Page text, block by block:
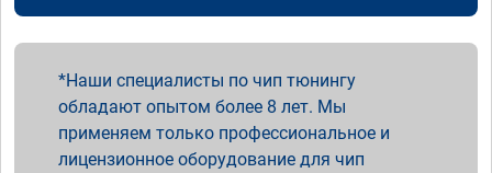
Наши специалисты по чип тюнингу
обладают опытом более 8 лет. Мы
применяем только профессиональное и
лицензионное оборудование для чип